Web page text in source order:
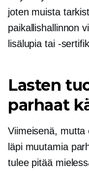
joten muista
paikallishallinnon
lisälupia tai -
Lasten
parhaat
Viimeisenä, mutta
läpi muutamia
tulee pitää